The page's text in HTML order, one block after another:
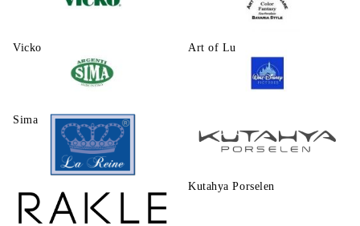
Vicko Art of Luxury Ware
Sima
La Reine Kutahya Porselen